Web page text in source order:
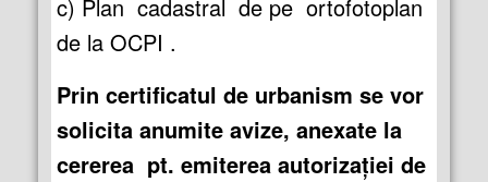
c) Plan cadastral de pe ortofotoplan
de la OCPI .
Prin certificatul de urbanism se vor
solicita anumite avize, anexate la
cererea pt. emiterea autorizației de